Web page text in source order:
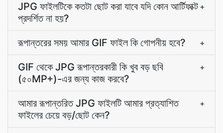
JPG ফাইলটিকে কতটা ছোট করা যাবে যদি কোন আর্টিফাক্ট
প্রদর্শিত না হয়?
+
রূপান্তরের সময় আমার GIF ফাইল কি গোপনীয় হবে? +
GIF থেকে JPG রূপান্তরকারী কি খুব বড় ছবি
(৫০MP+)-এর জন্য কাজ করবে?
+
আমার রূপান্তরিত JPG ফাইলটি আমার প্রত্যাশিত
ফাইলের চেয়ে বড়/ছোট কেন?
+